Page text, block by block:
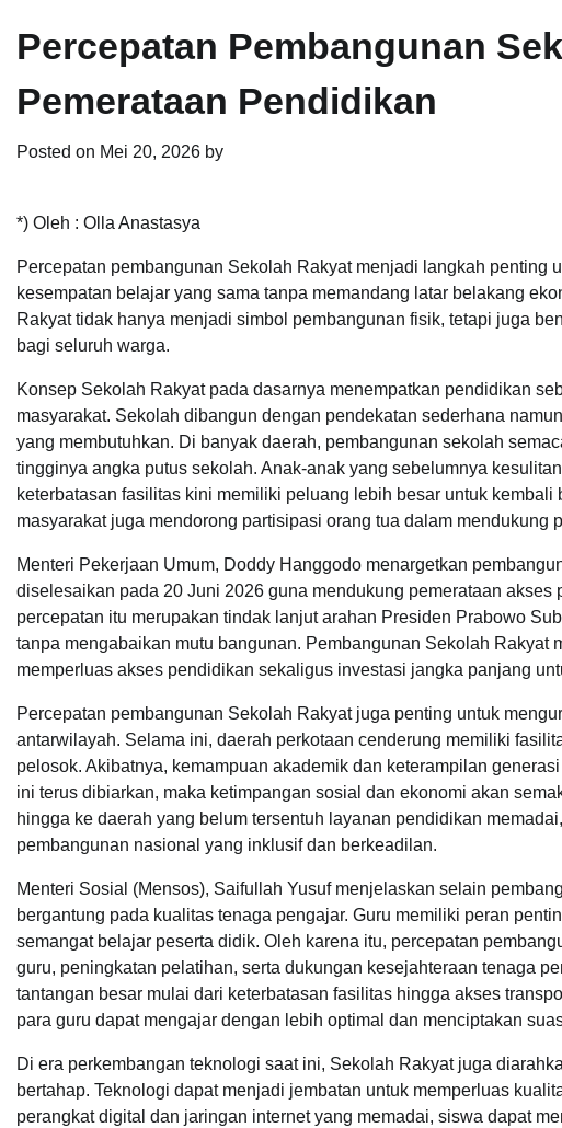
Percepatan Pembangunan
Pemerataan Pendidikan
Posted on Mei 20, 2026 by
*) Oleh : Olla Anastasya
Percepatan pembangunan Sekolah Rakyat menjadi langkah penting
kesempatan belajar yang sama tanpa memandang latar belakang
Rakyat tidak hanya menjadi simbol pembangunan fisik, tetapi juga
bagi seluruh warga.
Konsep Sekolah Rakyat pada dasarnya menempatkan pendidikan
masyarakat. Sekolah dibangun dengan pendekatan sederhana
yang membutuhkan. Di banyak daerah, pembangunan sekolah
tingginya angka putus sekolah. Anak-anak yang sebelumnya
keterbatasan fasilitas kini memiliki peluang lebih besar untuk
masyarakat juga mendorong partisipasi orang tua dalam mendukung
Menteri Pekerjaan Umum, Doddy Hanggodo menargetkan
diselesaikan pada 20 Juni 2026 guna mendukung pemerataan
percepatan itu merupakan tindak lanjut arahan Presiden Prabowo
tanpa mengabaikan mutu bangunan. Pembangunan Sekolah Rakyat
memperluas akses pendidikan sekaligus investasi jangka panjang
Percepatan pembangunan Sekolah Rakyat juga penting untuk
antarwilayah. Selama ini, daerah perkotaan cenderung memiliki
pelosok. Akibatnya, kemampuan akademik dan keterampilan
ini terus dibiarkan, maka ketimpangan sosial dan ekonomi akan
hingga ke daerah yang belum tersentuh layanan pendidikan
pembangunan nasional yang inklusif dan berkeadilan.
Menteri Sosial (Mensos), Saifullah Yusuf menjelaskan selain
bergantung pada kualitas tenaga pengajar. Guru memiliki peran
semangat belajar peserta didik. Oleh karena itu, percepatan
guru, peningkatan pelatihan, serta dukungan kesejahteraan tenaga
tantangan besar mulai dari keterbatasan fasilitas hingga akses
para guru dapat mengajar dengan lebih optimal dan menciptakan
Di era perkembangan teknologi saat ini, Sekolah Rakyat juga
bertahap. Teknologi dapat menjadi jembatan untuk memperluas
perangkat digital dan jaringan internet yang memadai, siswa dapat